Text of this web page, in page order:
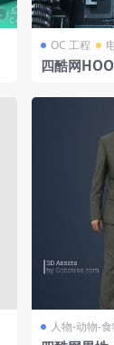
OC 工程
四酷网
人物-动物-